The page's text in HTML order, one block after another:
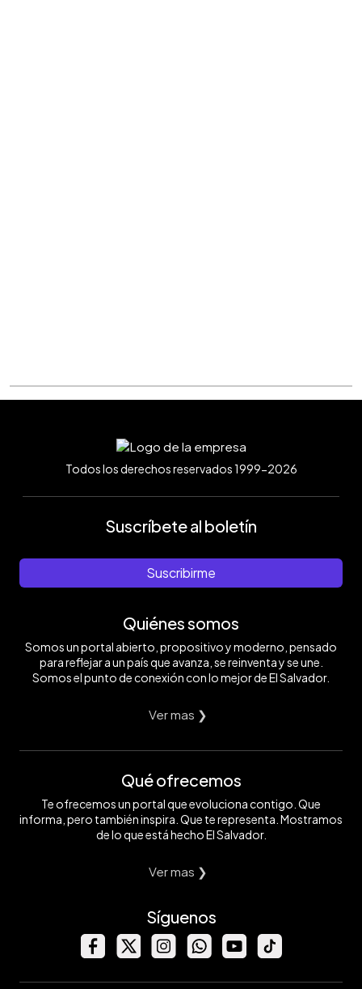
Todos los derechos reservados 1999-2026
Suscríbete al boletín
Suscribirme
Quiénes somos
Somos un portal abierto, propositivo y moderno, pensado
para reflejar a un país que avanza, se reinventa y se une.
Somos el punto de conexión con lo mejor de El Salvador.
Ver mas ❯
Qué ofrecemos
Te ofrecemos un portal que evoluciona contigo. Que
informa, pero también inspira. Que te representa. Mostramos
de lo que está hecho El Salvador.
Ver mas ❯
Síguenos